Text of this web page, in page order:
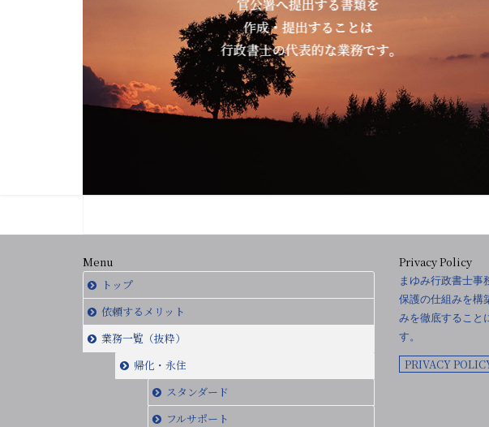
Menu
トップ
依頼するメリット
業務一覧（抜粋）
帰化・永住
スタンダード
フルサポート
Privacy Policy
まゆみ行政書士事
保護の仕組みを構
みを徹底すること
す。
PRIVACY